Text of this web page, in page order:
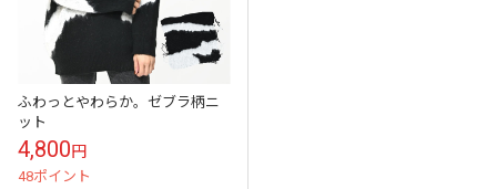
ふわっとやわらか。ゼブラ柄ニ
ット
4,800円
48ポイント